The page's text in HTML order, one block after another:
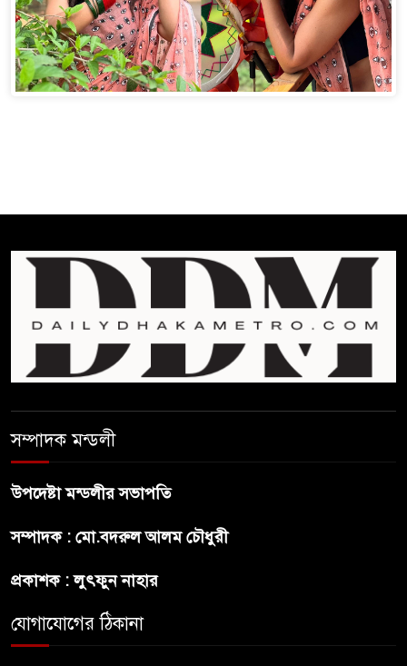
সম্পাদক মন্ডলী
উপদেষ্টা মন্ডলীর সভাপতি
সম্পাদক : মো.বদরুল আলম চৌধুরী
প্রকাশক : লুৎফুন নাহার
যোগাযোগের ঠিকানা